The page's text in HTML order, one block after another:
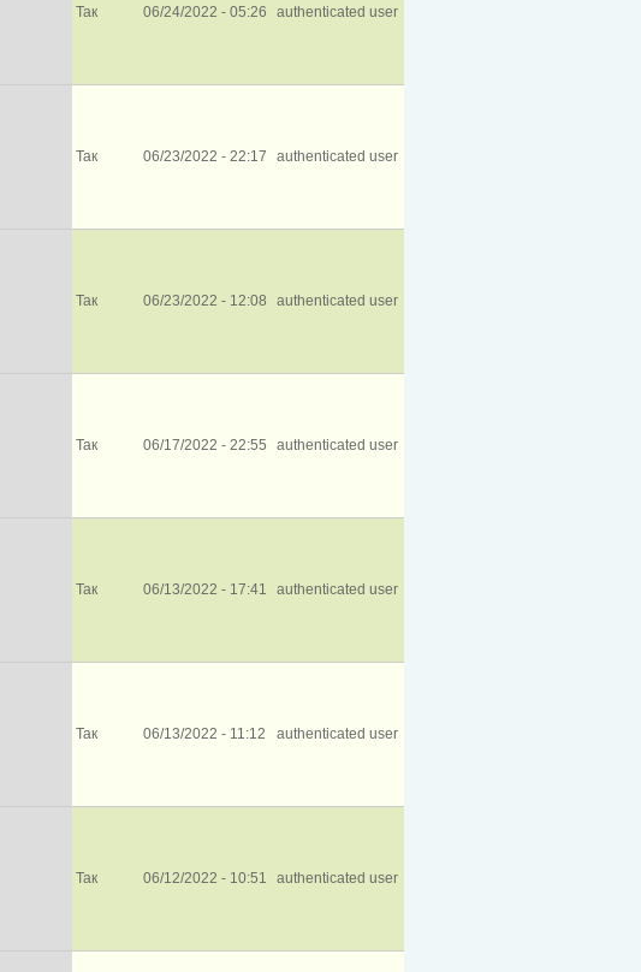
Так 06/24/2022 - 05:26 authenticated user
Так 06/23/2022 - 22:17 authenticated user
Так 06/23/2022 - 12:08 authenticated user
Так 06/17/2022 - 22:55 authenticated user
Так 06/13/2022 - 17:41 authenticated user
Так 06/13/2022 - 11:12 authenticated user
Так 06/12/2022 - 10:51 authenticated user